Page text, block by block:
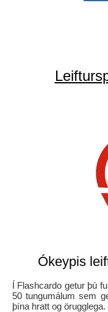
Ókeypis
Í Flashcardo getur þú
50 tungumálum sem
þína hratt og örugglega.